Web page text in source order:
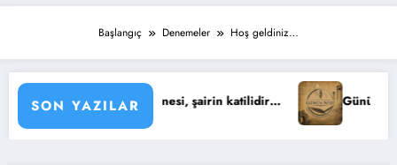
Başlangıç Denemeler Hoş geldiniz…
SON YAZILAR
: Şiirin öznesi, şairin katilidir… Günün Sözü : Yaşıyoruz